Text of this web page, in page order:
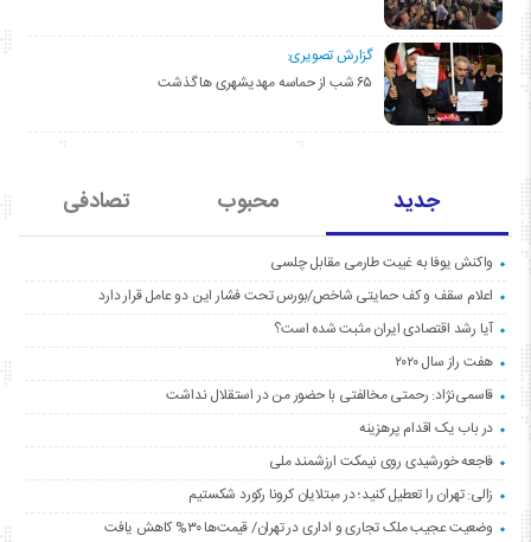
گزارش تصویری:
۶۵ شب از حماسه مهدیشهری ها گذشت
جدید محبوب تصادفی
واکنش یوفا به غیبت طارمی مقابل چلسی
اعلام سقف و کف حمایتی شاخص/بورس تحت فشار این دو عامل قرار دارد
آیا رشد اقتصادی ایران مثبت شده است؟
هفت راز سال ۲۰۲۰
قاسمی‌نژاد: رحمتی مخالفتی با حضور من در استقلال نداشت
در باب یک اقدام پرهزینه
فاجعه خورشیدی روی نیمکت ارزشمند ملی
زالی: تهران را تعطیل کنید؛ در مبتلایان کرونا رکورد شکستیم
وضعیت عجیب ملک تجاری و اداری در تهران/ قیمت‌ها ۳۰% کاهش یافت